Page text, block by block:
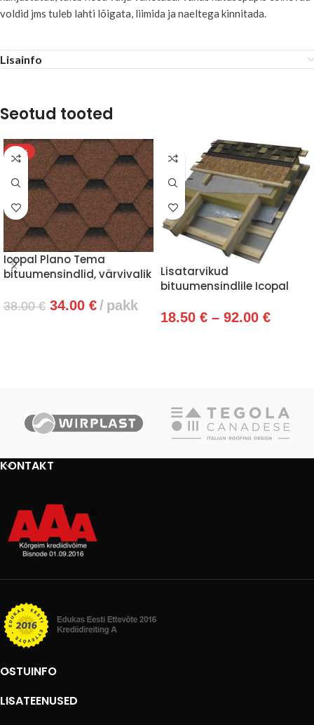
voldid jms tuleb lahti lõigata, liimida ja naeltega kinnitada.
Lisainfo
Seotud tooted
-11%
Icopal Plano Tema
bituumensindlid, värvivalik
38.00€ 34.00 € pakk
Lisatarvikud
bituumensindlile Icopal
18.50 € – 92.00 €
KONTAKT
OSTUINFO
LISATEENUSED